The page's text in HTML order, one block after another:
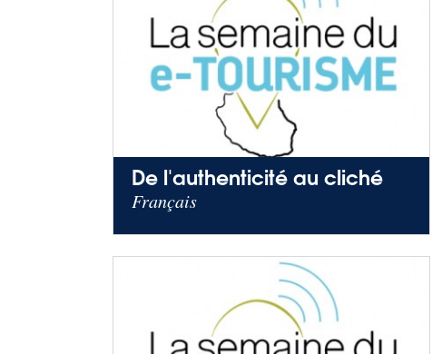
De l'authenticité au cliché
Français